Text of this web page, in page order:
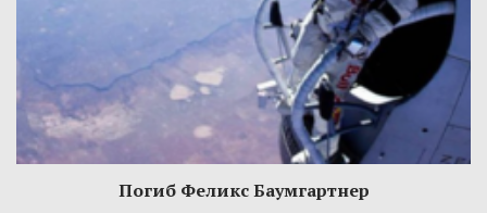
Погиб Феликс Баумгартнер